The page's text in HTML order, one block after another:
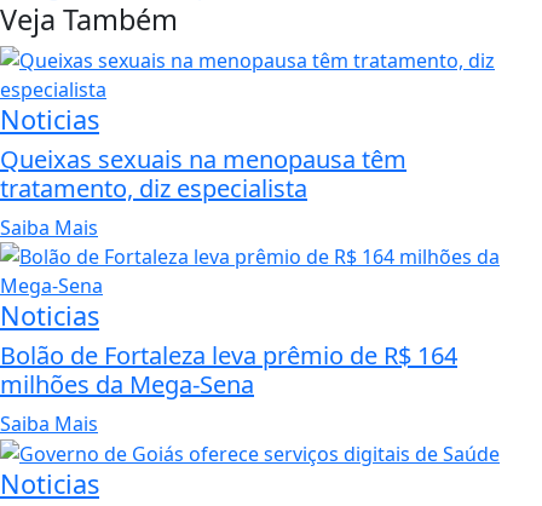
Veja Também
Noticias
Queixas sexuais na menopausa têm
tratamento, diz especialista
Saiba Mais
Noticias
Bolão de Fortaleza leva prêmio de R$ 164
milhões da Mega-Sena
Saiba Mais
Noticias